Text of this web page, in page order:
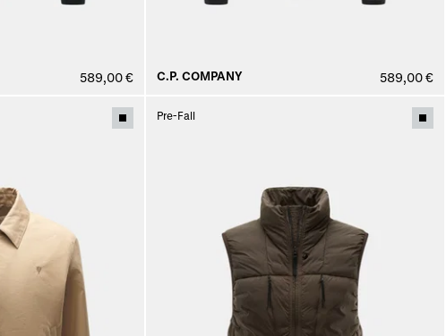
589,00 € C.P. COMPANY 589,00 €
Pre-Fall